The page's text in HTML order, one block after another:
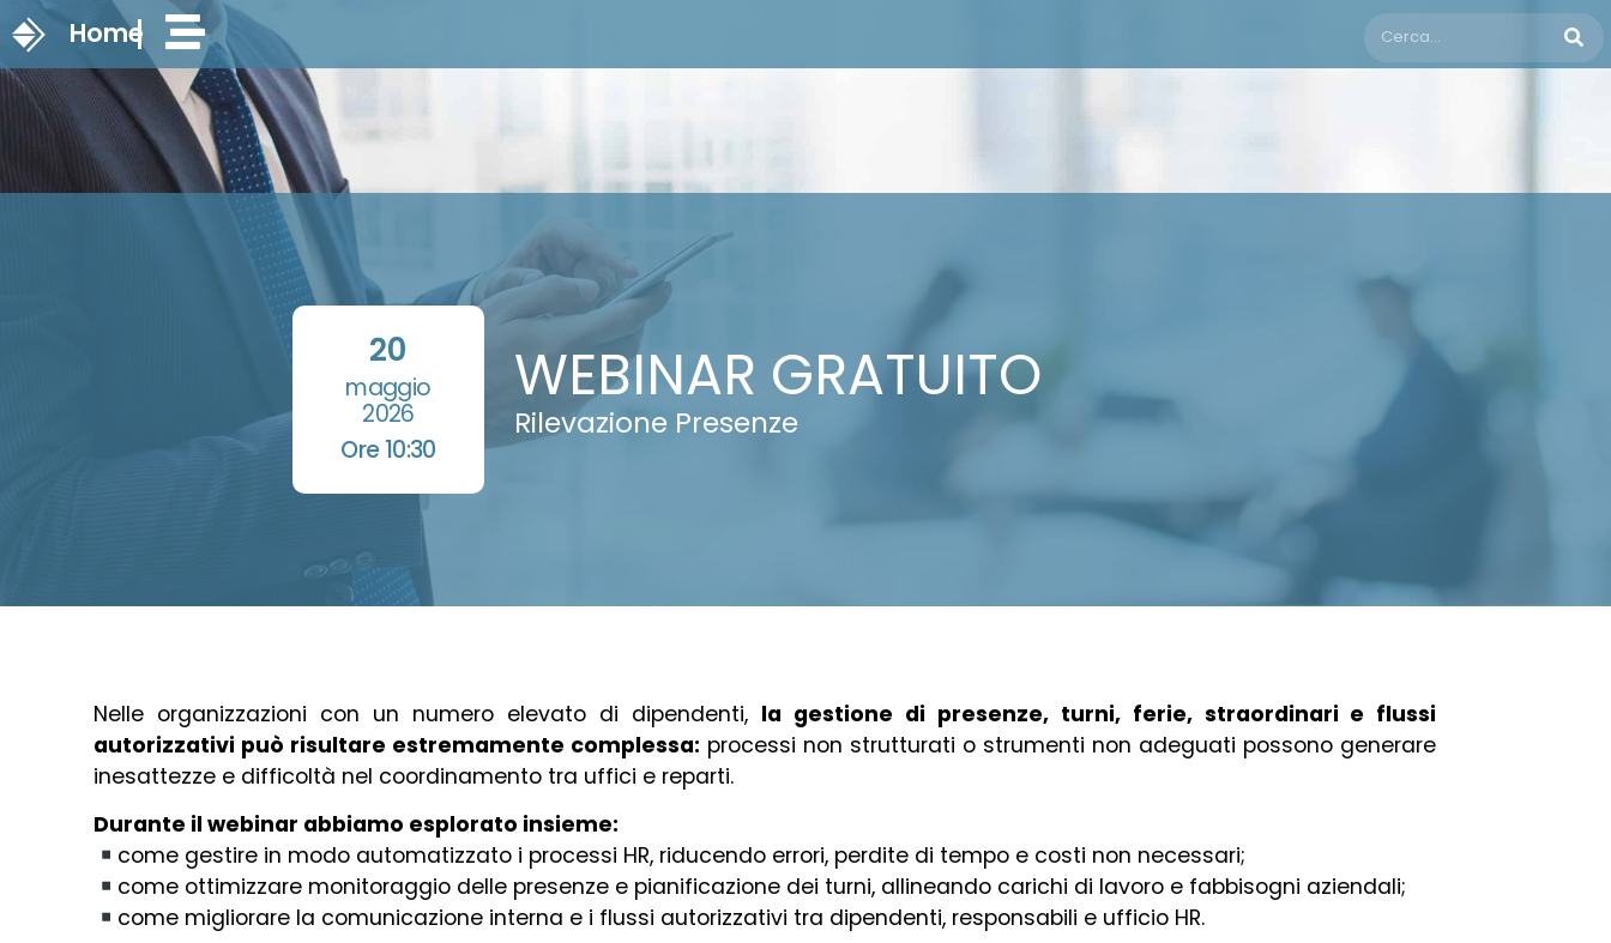
Home
20
maggio
2026
Ore 10:30
WEBINAR GRATUITO
Rilevazione Presenze
Nelle organizzazioni con un numero elevato di dipendenti, la gestione di presenze, turni, ferie, straordinari e flussi
autorizzativi può risultare estremamente complessa: processi non strutturati o strumenti non adeguati possono generare
inesattezze e difficoltà nel coordinamento tra uffici e reparti.
Durante il webinar abbiamo esplorato insieme:
come gestire in modo automatizzato i processi HR, riducendo errori, perdite di tempo e costi non necessari;
come ottimizzare monitoraggio delle presenze e pianificazione dei turni, allineando carichi di lavoro e fabbisogni aziendali;
come migliorare la comunicazione interna e i flussi autorizzativi tra dipendenti, responsabili e ufficio HR.